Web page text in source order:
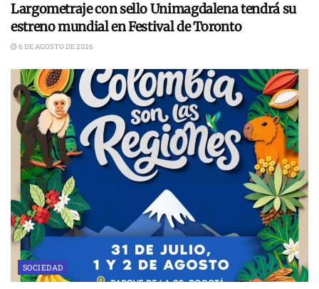
Largometraje con sello Unimagdalena tendrá su
estreno mundial en Festival de Toronto
6 DE AGOSTO DE 2026
SOCIEDAD